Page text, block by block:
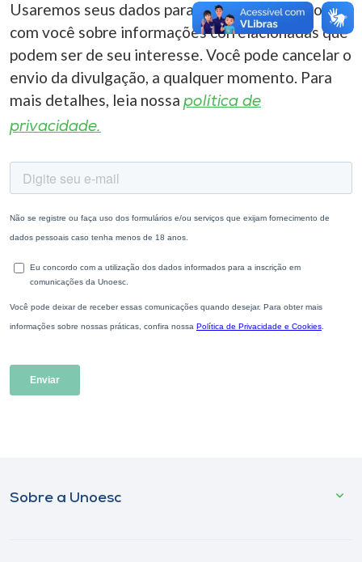
Usaremos seus dados para entrar em contato
com você sobre informações correlacionadas que
podem ser de seu interesse. Você pode cancelar o
envio da divulgação, a qualquer momento. Para
mais detalhes, leia nossa política de
privacidade.
Sobre a Unoesc